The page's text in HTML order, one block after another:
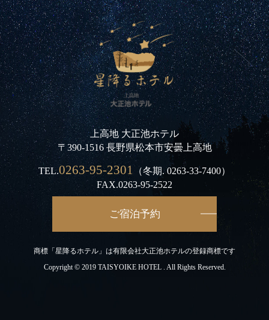
上高地 大正池ホテル
〒390-1516 長野県松本市安曇上高地
TEL.0263-95-2301 （冬期.0263-33-7400）
FAX.0263-95-2522
ご宿泊予約
商標「星降るホテル」は有限会社大正池ホテルの登録商標です
Copyright © 2019 TAISYOIKE HOTEL . All Rights Reserved.